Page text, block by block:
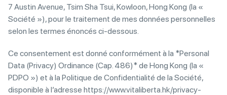
7 Austin Avenue, Tsim Sha Tsui, Kowloon, Hong Kong (la «
Société »), pour le traitement de mes données personnelles
selon les termes énoncés ci-dessous.
Ce consentement est donné conformément à la *Personal
Data (Privacy) Ordinance (Cap. 486)* de Hong Kong (la «
PDPO ») et à la Politique de Confidentialité de la Société,
disponible à l’adresse https://www.vitaliberta.hk/privacy-